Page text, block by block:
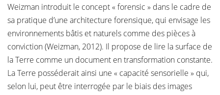
Weizman introduit le concept « forensic » dans le cadre de
sa pratique d’une architecture forensique, qui envisage les
environnements bâtis et naturels comme des pièces à
conviction (Weizman, 2012). Il propose de lire la surface de
la Terre comme un document en transformation constante.
La Terre posséderait ainsi une « capacité sensorielle » qui,
selon lui, peut être interrogée par le biais des images